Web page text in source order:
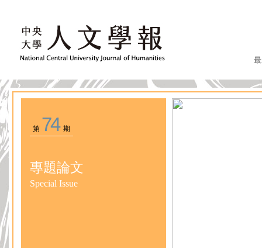
第 74期
專題論文
Special Issue